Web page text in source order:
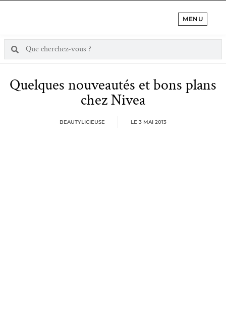
MENU
Quelques nouveautés et bons plans
chez Nivea
BEAUTYLICIEUSE LE 3 MAI 2013